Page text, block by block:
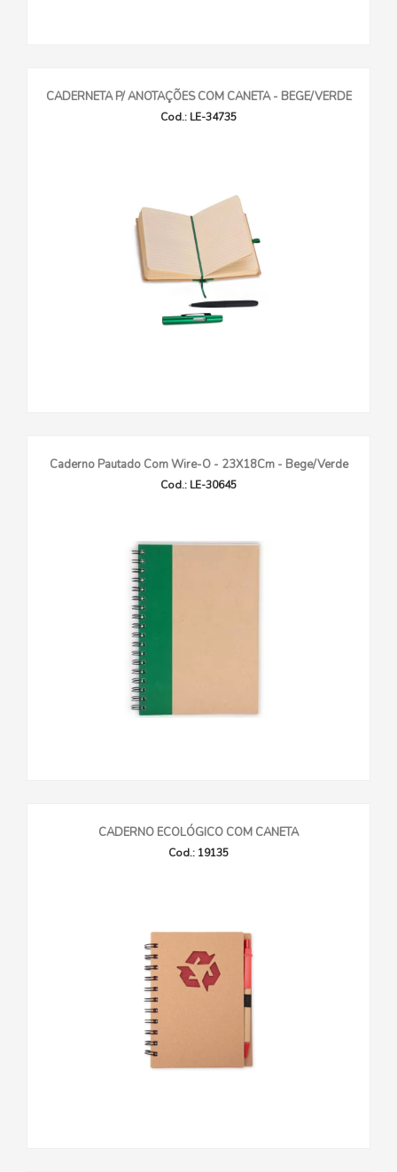
CADERNETA P/ ANOTAÇÕES COM CANETA - BEGE/VERDE
Cod.: LE-34735
Caderno Pautado Com Wire-O - 23X18Cm - Bege/Verde
Cod.: LE-30645
CADERNO ECOLÓGICO COM CANETA
Cod.: 19135